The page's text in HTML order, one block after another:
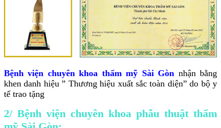
Bệnh viện chuyên khoa thẩm mỹ Sài Gòn nhận bằng
khen danh hiệu ” Thương hiệu xuất sắc toàn diện” do bộ y
tế trao tặng
2/ Bệnh viện chuyên khoa phẫu thuật thẩm